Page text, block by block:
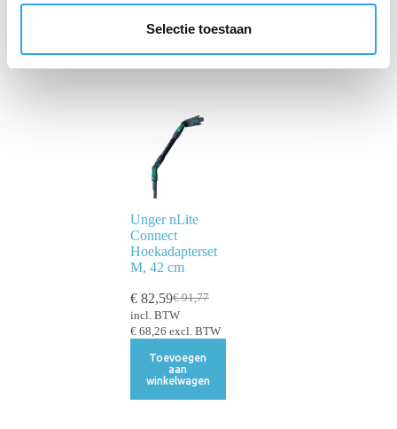
t
Selectie toestaan
Unger nLite
Connect
Hoekadapterset
M, 42 cm
€91,77
€82,59
incl. BTW
€68,26 excl. BTW
Toevoegen
aan
winkelwagen